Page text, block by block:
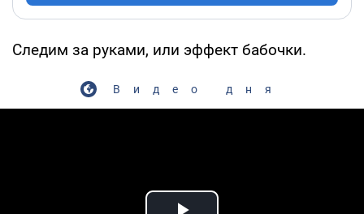
Следим за руками, или эффект бабочки.
Видео дня